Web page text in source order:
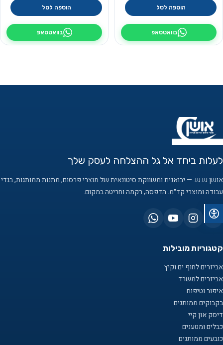
הוספה לסל
בוואטסאפ
הוספה לסל
בוואטסאפ
לעלות ביחד אל גל ההצלחה לעסק שלך
אושן ש.ש. — יבואנית ומשווקת סיטונאית של מוצרי פרסום, מתנות ממותגות, בגדי
עבודה ומוצרי קד״מ. הדפסה, רקמה וחריטה במקום.
קטגוריות מובילות
אביזרים לחוף ים וקיץ
אביזרים למשרד
איפור וטיפוח
בקבוקים ממותגים
דיסק און קיי
כבלים ומטענים
כובעים ממותגים